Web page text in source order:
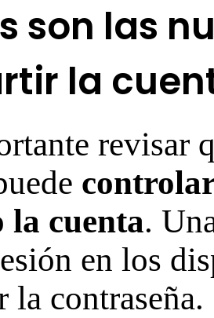
son las
la
revisar
c
la cuenta.
en los
la contraseña.